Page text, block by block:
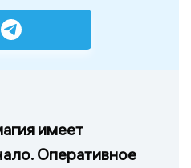
имеет
Оперативное